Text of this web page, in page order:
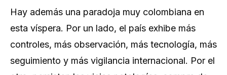
Hay además una paradoja muy colombiana en
esta víspera. Por un lado, el país exhibe más
controles, más observación, más tecnología, más
seguimiento y más vigilancia internacional. Por el